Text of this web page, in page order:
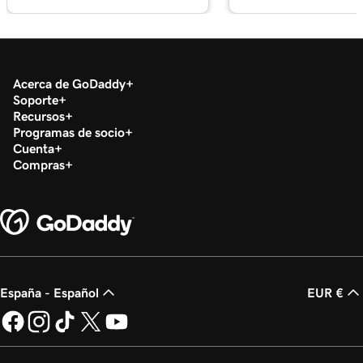
47s
Crear un alias de correo electrónico en Microsoft
365
Lección 23 (de 37)
Crear un buzón compartido
electrónico en Microsoft 365
Lección 25 (de 37)
electrónico
Lección 26 (de 37)
Acerca de GoDaddy
Soporte
Recursos
Programas de socio
Cuenta
Compras
España - Español EUR €